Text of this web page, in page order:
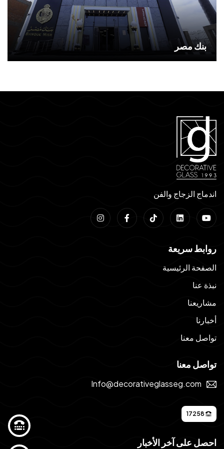
بنك مصر
اندماج الزجاج والفن
روابط سريعة
الصفحة الرئيسية
نبذة عنا
مشاريعنا
أخبارنا
تواصل معنا
تواصل معنا
Info@decorativeglasseg.com
احصل على آخر الأخبار